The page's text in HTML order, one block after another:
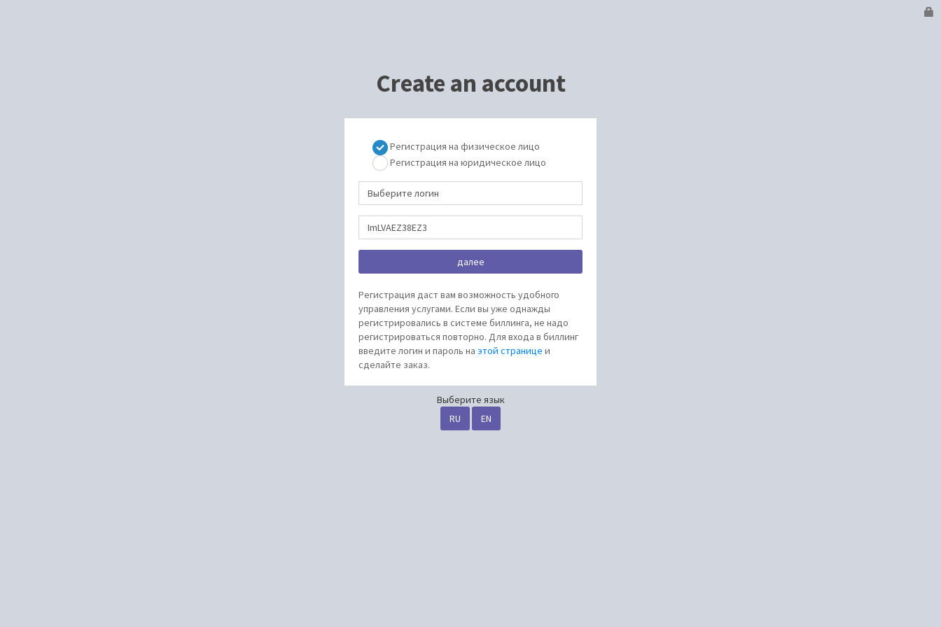
Create an account
Регистрация на физическое лицо
Регистрация на юридическое лицо
Регистрация даст вам возможность удобного
управления услугами. Если вы уже однажды
регистрировались в системе биллинга, не надо
регистрироваться повторно. Для входа в биллинг
введите логин и пароль на этой странице и
сделайте заказ.
Выберите язык